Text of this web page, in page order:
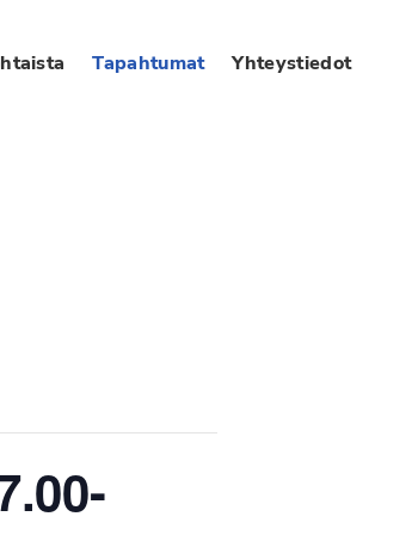
Tapahtumat Yhteystiedot